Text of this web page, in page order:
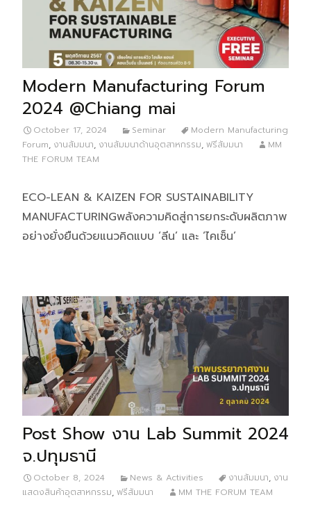
Modern Manufacturing Forum
2024 @Chiang mai
October 17, 2024 Seminar
Modern Manufacturing
Forum, งานสัมมนา, งานสัมมนาด้านอุตสาหกรรม, ฟรีสัมมนา
MM
THE FORUM TEAM
ECO-LEAN & KAIZEN FOR SUSTAINABILITY
MANUFACTURINGพลังความคิดสู่การยกระดับผลิตภาพ
อย่างยั่งยืนด้วยแนวคิดแบบ ‘ลีน’ และ ‘ไคเซ็น’
Post Show งาน Lab Summit 2024
จ.ปทุมธานี
October 8, 2024 News & Activities งานสัมมนา, งาน
แสดงสินค้าอุตสาหกรรม, ฟรีสัมมนา MM THE FORUM TEAM